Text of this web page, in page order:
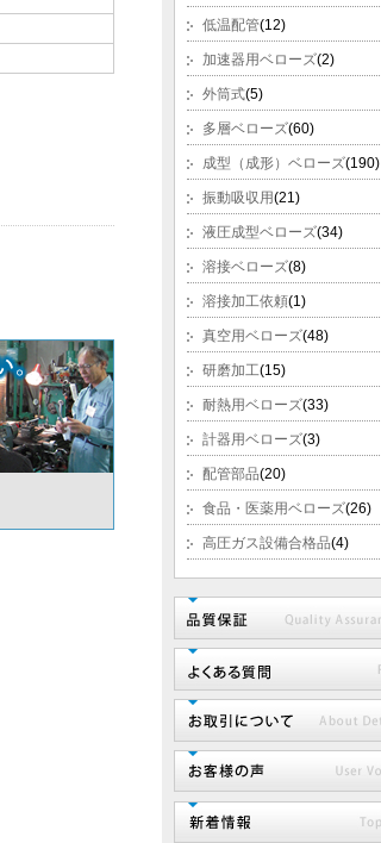
低温配管(12)
加速器用ベローズ(2)
外筒式(5)
多層ベローズ(60)
成型（成形）ベローズ(190)
振動吸収用(21)
液圧成型ベローズ(34)
溶接ベローズ(8)
溶接加工依頼(1)
真空用ベローズ(48)
研磨加工(15)
耐熱用ベローズ(33)
計器用ベローズ(3)
配管部品(20)
食品・医薬用ベローズ(26)
高圧ガス設備合格品(4)